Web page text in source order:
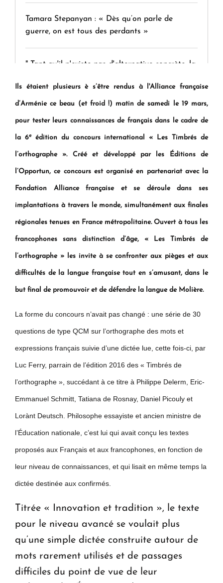
Tamara Stepanyan : « Dès qu’on parle de
guerre, on est tous des perdants »
" Tant qu'il n'existe pas d'alternative concrète, la
KASA : 30 ans d'audace, de résilience et d'avenir
en Arménie
Le premier hôtel Hyatt Regency d'Arménie
ouvrira ses portes à Dilijan
Ils étaient plusieurs è s’être rendus à l'Alliance française
d’Arménie ce beau (et froid !) matin de samedi le 19 mars,
pour tester leurs connaissances de français dans le cadre de
la 6eédition du concours international « Les Timbrés de
l’orthographe ». Créé et développé par les Éditions de
l’Opportun, ce concours est organisé en partenariat avec la
Fondation Alliance française et se déroule dans ses
implantations à travers le monde, simultanément aux finales
régionales tenues en France métropolitaine. Ouvert à tous les
francophones sans distinction d’âge, « Les Timbrés de
l’orthographe » les invite à se confronter aux pièges et aux
difficultés de la langue française tout en s’amusant, dans le
but final de promouvoir et de défendre la langue de Molière.
La forme du concours n’avait pas changé : une série de 30
questions de type QCM sur l’orthographe des mots et
expressions français suivie d’une dictée lue, cette fois-ci, par
Luc Ferry, parrain de l’édition 2016 des « Timbrés de
l’orthographe », succédant à ce titre à Philippe Delerm, Eric-
Emmanuel Schmitt, Tatiana de Rosnay, Daniel Picouly et
Lorànt Deutsch. Philosophe essayiste et ancien ministre de
l’Éducation nationale, c’est lui qui avait conçu les textes
proposés aux Français et aux francophones, en fonction de
leur niveau de connaissances, et qui lisait en même temps la
dictée destinée aux confirmés.
Titrée « Innovation et tradition », le texte
pour le niveau avancé se voulait plus
qu’une simple dictée construite autour de
mots rarement utilisés et de passages
difficiles du point de vue de leur